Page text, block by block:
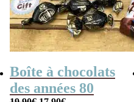
Boîte à chocolats
des années 80
Le Le